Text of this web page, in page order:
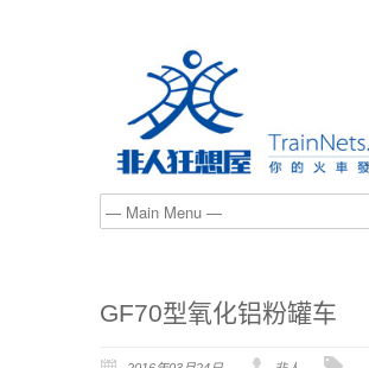
GF70型氧化铝粉罐车